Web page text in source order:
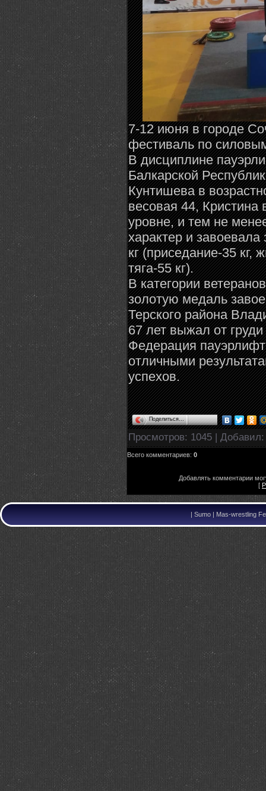
7-12 июня в городе
фестиваль по
В дисциплине
Балкарской
Кунтишева в
весовая 44, Кристина
уровне, и тем не
характер и
кг (приседание-35 кг,
тяга-55 кг).
В категории
золотую медаль
Терского района
67 лет выжал от
Федерация
отличными
успехов.
Поделиться…
Просмотров: 1045 | Добавил
Всего комментариев: 0
Добавлять комментарии
[
| Sumo | Mas-wrestling